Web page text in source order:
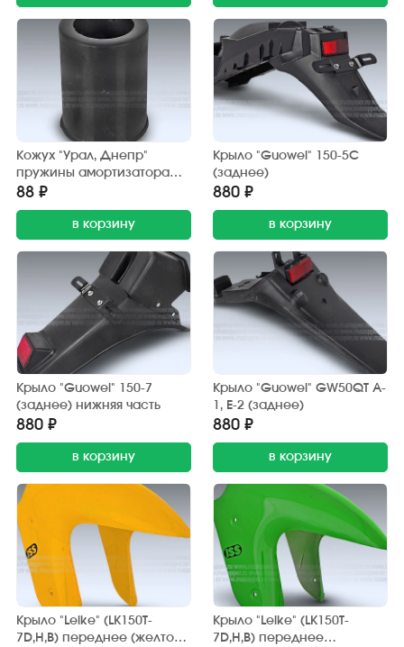
Кожух "Урал, Днепр"
пружины амортизатора
(пластик)
88 ₽
в корзину
Крыло "Guowei" 150-5С
(заднее)
880 ₽
в корзину
Крыло "Guowei" 150-7
(заднее) нижняя часть
880 ₽
в корзину
Крыло "Guowei" GW50QT A-
1, Е-2 (заднее)
880 ₽
в корзину
Крыло "Leike" (LK150T-
7D,H,B) переднее (желтое)
Крыло "Leike" (LK150T-
7D,H,B) переднее